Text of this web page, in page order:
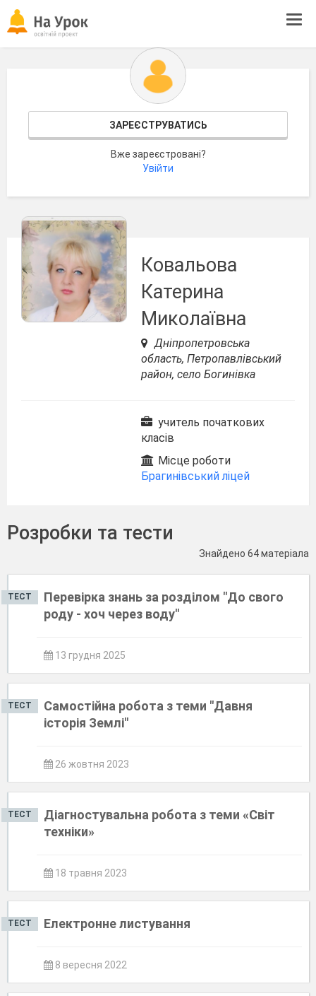
ЗАРЕЄСТРУВАТИСЬ
Вже зареєстровані?
Увійти
Ковальова
Катерина
Миколаївна
Дніпропетровська
область, Петропавлівський
район, село Богинівка
учитель початкових
класів
Місце роботи
Брагинівський ліцей
Розробки та тести
Знайдено 64 матеріала
ТЕСТ
Перевірка знань за розділом "До свого
роду - хоч через воду"
13 грудня 2025
ТЕСТ
Самостійна робота з теми "Давня
історія Землі"
26 жовтня 2023
ТЕСТ
Діагностувальна робота з теми «Світ
техніки»
18 травня 2023
ТЕСТ Електронне листування
8 вересня 2022